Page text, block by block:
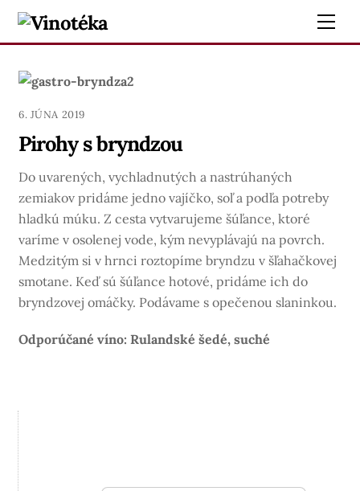
Skip
6. JÚNA 2019
Pirohy s bryndzou
Do uvarených, vychladnutých a nastrúhaných
zemiakov pridáme jedno vajíčko, soľ a podľa potreby
hladkú múku. Z cesta vytvarujeme šúľance, ktoré
varíme v osolenej vode, kým nevyplávajú na povrch.
Medzitým si v hrnci roztopíme bryndzu v šľahačkovej
smotane. Keď sú šúľance hotové, pridáme ich do
bryndzovej omáčky. Podávame s opečenou slaninkou.
Odporúčané víno: Rulandské šedé, suché